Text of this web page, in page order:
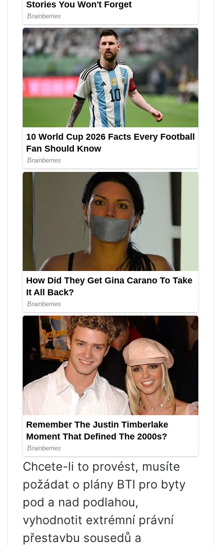
Chcete-li to provést, musíte
požádat o plány BTI pro byty
pod a nad podlahou,
vyhodnotit extrémní právní
přestavbu sousedů a